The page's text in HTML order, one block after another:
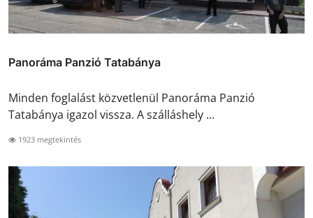
Panoráma Panzió Tatabánya
Minden foglalást közvetlenül Panoráma Panzió
Tatabánya igazol vissza. A szálláshely ...
1923 megtekintés